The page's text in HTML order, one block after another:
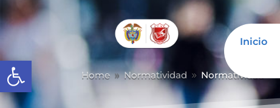
Abrir barra de herramientas
Inicio
Home 9 Normatividad 9 Normatividad